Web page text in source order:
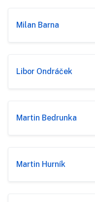
Milan Barna
Libor Ondráček
Martin Bedrunka
Martin Hurník